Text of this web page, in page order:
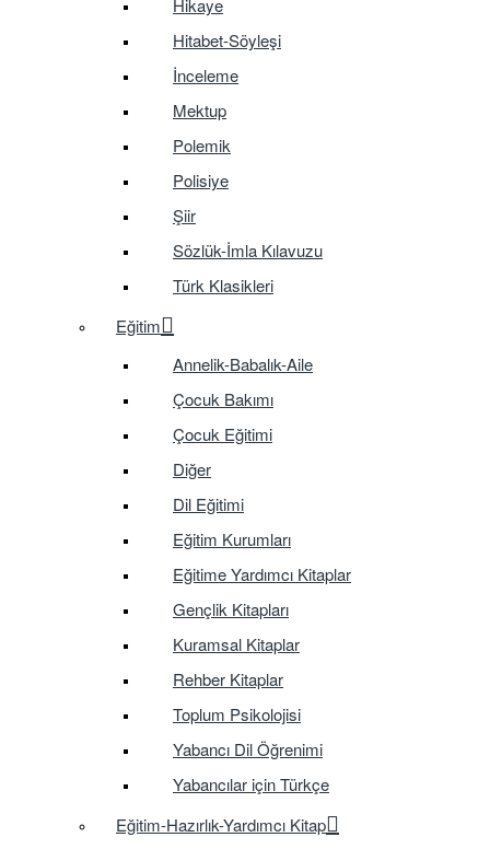
Hitabet-Söyleşi
İnceleme
Mektup
Polemik
Polisiye
Şiir
Sözlük-İmla Kılavuzu
Türk Klasikleri
Eğitim
Annelik-Babalık-Aile
Çocuk Bakımı
Çocuk Eğitimi
Diğer
Dil Eğitimi
Eğitim Kurumları
Eğitime Yardımcı Kitaplar
Gençlik Kitapları
Kuramsal Kitaplar
Rehber Kitaplar
Toplum Psikolojisi
Yabancı Dil Öğrenimi
Yabancılar için Türkçe
Eğitim-Hazırlık-Yardımcı Kitap